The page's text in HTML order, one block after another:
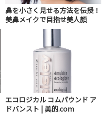
鼻を小さく見せる方法を伝授！
美鼻メイクで目指せ美人顔
エコロジカル コムパウンド ア
ドバンスト | 美的.com